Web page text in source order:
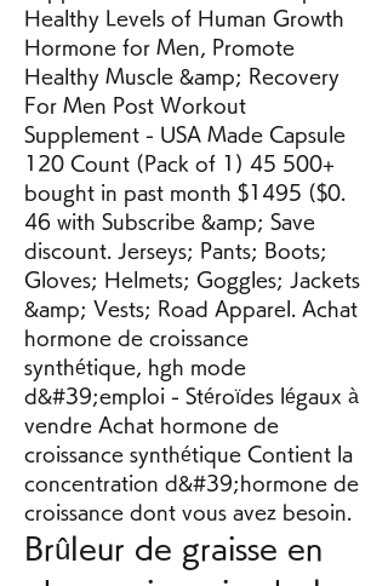
Healthy Levels of Human Growth
Hormone for Men, Promote
Healthy Muscle &amp; Recovery
For Men Post Workout
Supplement - USA Made Capsule
120 Count (Pack of 1) 45 500+
bought in past month $1495 ($0.
46 with Subscribe &amp; Save
discount. Jerseys; Pants; Boots;
Gloves; Helmets; Goggles; Jackets
&amp; Vests; Road Apparel. Achat
hormone de croissance
synthétique, hgh mode
d&#39;emploi - Stéroïdes légaux à
vendre Achat hormone de
croissance synthétique Contient la
concentration d&#39;hormone de
croissance dont vous avez besoin.
Brûleur de graisse en